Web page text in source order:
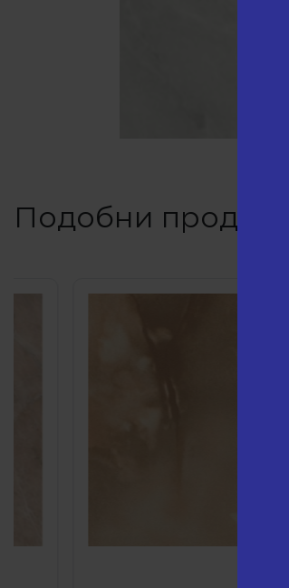
Подобни продукти